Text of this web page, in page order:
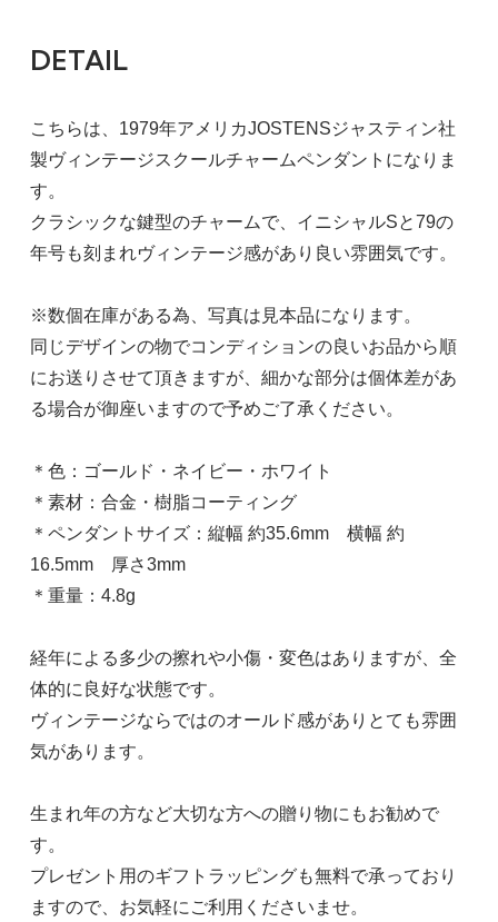
DETAIL
こちらは、1979年アメリカJOSTENSジャスティン社
製ヴィンテージスクールチャームペンダントになりま
す。
クラシックな鍵型のチャームで、イニシャルSと79の
年号も刻まれヴィンテージ感があり良い雰囲気です。
※数個在庫がある為、写真は見本品になります。
同じデザインの物でコンディションの良いお品から順
にお送りさせて頂きますが、細かな部分は個体差があ
る場合が御座いますので予めご了承ください。
＊色：ゴールド・ネイビー・ホワイト
＊素材：合金・樹脂コーティング
＊ペンダントサイズ：縦幅 約35.6mm 横幅 約
16.5mm 厚さ3mm
＊重量：4.8g
経年による多少の擦れや小傷・変色はありますが、全
体的に良好な状態です。
ヴィンテージならではのオールド感がありとても雰囲
気があります。
生まれ年の方など大切な方への贈り物にもお勧めで
す。
プレゼント用のギフトラッピングも無料で承っており
ますので、お気軽にご利用くださいませ。